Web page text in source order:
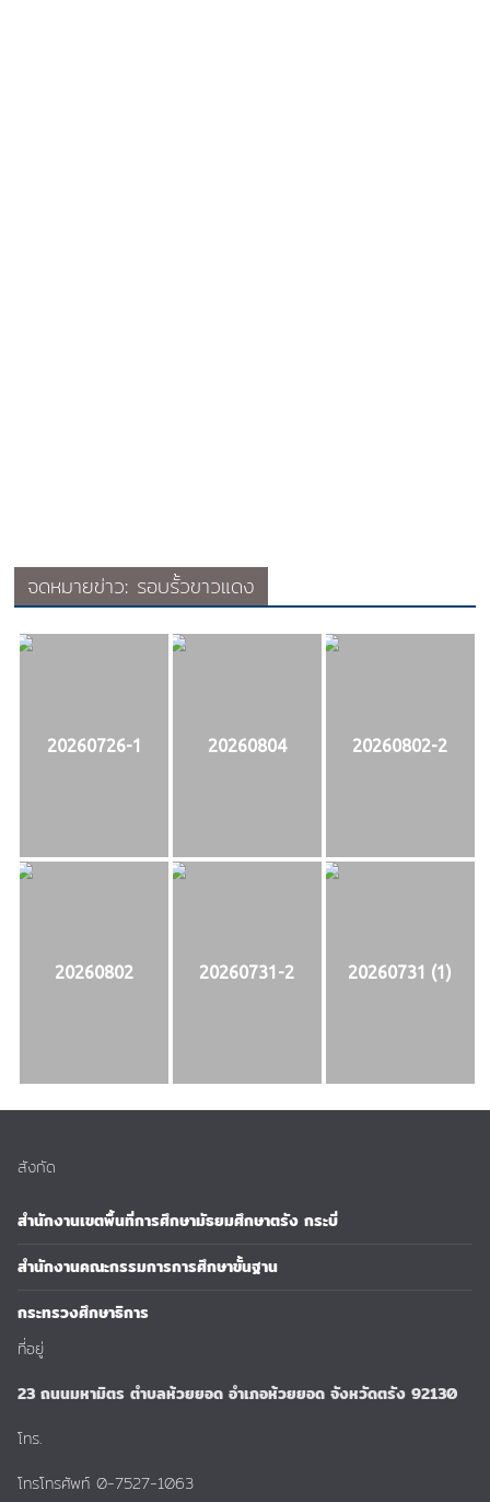
จดหมายข่าว: รอบรั้วขาวแดง
20260726-1 20260804 20260802-2
20260802 20260731-2 20260731 (1)
สังกัด
สำนักงานเขตพื้นที่การศึกษามัธยมศึกษาตรัง กระบี่
สำนักงานคณะกรรมการการศึกษาขั้นฐาน
กระทรวงศึกษาธิการ
ที่อยู่
23 ถนนมหามิตร ตำบลห้วยยอด อำเภอห้วยยอด จังหวัดตรัง 92130
โทร.
โทรโทรศัพท์ 0-7527-1063